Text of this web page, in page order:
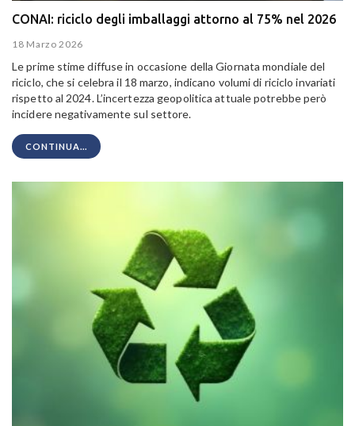
CONAI: riciclo degli imballaggi attorno al 75% nel 2026
18 Marzo 2026
Le prime stime diffuse in occasione della Giornata mondiale del
riciclo, che si celebra il 18 marzo, indicano volumi di riciclo invariati
rispetto al 2024. L’incertezza geopolitica attuale potrebbe però
incidere negativamente sul settore.
CONTINUA...